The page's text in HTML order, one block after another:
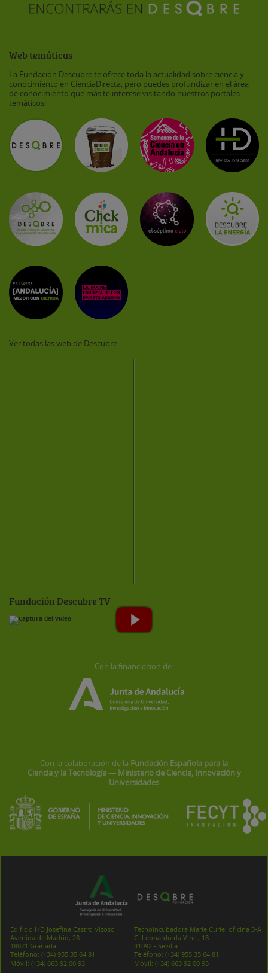
Web temáticas
La Fundación Descubre te ofrece toda la actualidad sobre ciencia y
conocimiento en CienciaDirecta, pero puedes profundizar en el área
de conocimiento que más te interese visitando nuestros portales
temáticos:
Ver todas las web de Descubre
Fundación Descubre TV
Con la financiación de:
Con la colaboración de la Fundación Española para la
Ciencia y la Tecnología — Ministerio de Ciencia, Innovación y
Universidades
Edificio I+D Josefina Castro Vizoso
Avenida de Madrid, 28
18071 Granada
Teléfono: (+34) 955 35 64 81
Móvil: (+34) 663 92 00 93
Tecnoincubadora Marie Curie, oficina 3-A
C. Leonardo da Vinci, 18
41092 - Sevilla
Teléfono: (+34) 955 35 64 81
Móvil: (+34) 663 92 00 93